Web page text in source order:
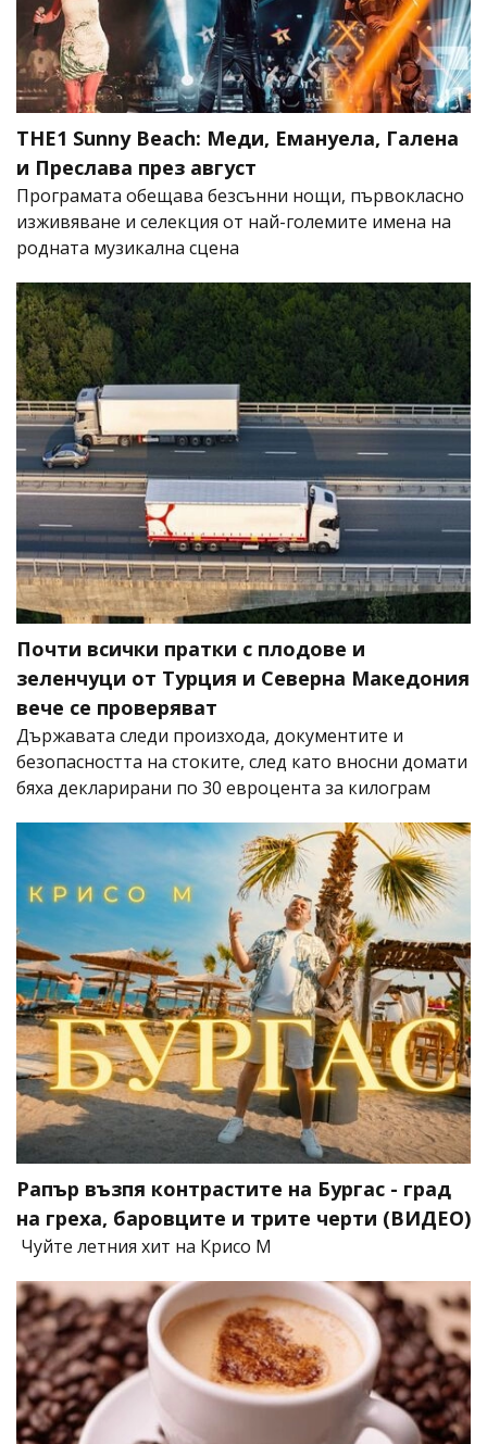
THE1 Sunny Beach: Меди, Емануела, Галена
и Преслава през август
Програмата обещава безсънни нощи, първокласно
изживяване и селекция от най-големите имена на
родната музикална сцена
Почти всички пратки с плодове и
зеленчуци от Турция и Северна Македония
вече се проверяват
Държавата следи произхода, документите и
безопасността на стоките, след като вносни домати
бяха декларирани по 30 евроцента за килограм
Рапър възпя контрастите на Бургас - град
на греха, баровците и трите черти (ВИДЕО)
Чуйте летния хит на Крисо М